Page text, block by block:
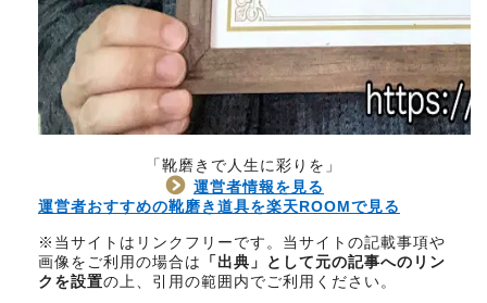
「靴磨きで人生に彩りを」
運営者情報を見る
運営者おすすめの靴磨き道具を楽天ROOMで見る
※当サイトはリンクフリーです。当サイトの記載事項や
画像をご利用の場合は
「出典」として元の記事へのリン
クを設置の上、引用の範囲内でご利用ください。